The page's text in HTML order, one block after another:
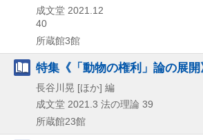
成文堂 2021.12
40
所蔵館3館
特集《「動物の権利」論の展開
長谷川晃 [ほか] 編
成文堂 2021.3 法の理論 39
所蔵館23館